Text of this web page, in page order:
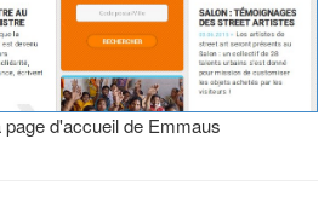
page d'accueil de Emmaus